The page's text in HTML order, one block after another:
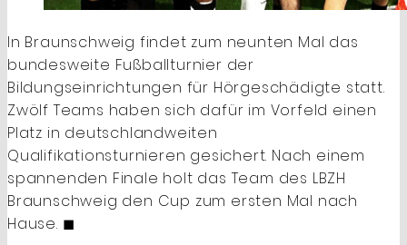
In Braunschweig findet zum neunten Mal das
bundesweite Fußballturnier der
Bildungseinrichtungen für Hörgeschädigte statt.
Zwölf Teams haben sich dafür im Vorfeld einen
Platz in deutschlandweiten
Qualifikationsturnieren gesichert. Nach einem
spannenden Finale holt das Team des LBZH
Braunschweig den Cup zum ersten Mal nach
Hause. ◼